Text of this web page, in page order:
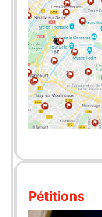
Pétitions